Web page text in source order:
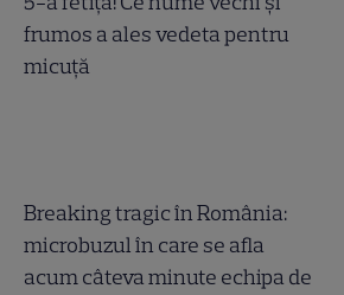
frumos a ales vedeta pentru
micuță
Breaking tragic în România:
microbuzul în care se afla
acum câteva minute echipa de